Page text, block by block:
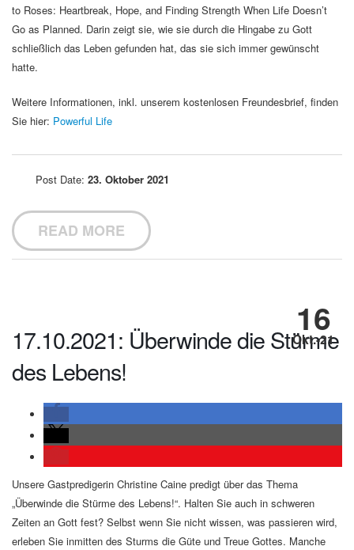
to Roses: Heartbreak, Hope, and Finding Strength When Life Doesn’t
Go as Planned. Darin zeigt sie, wie sie durch die Hingabe zu Gott
schließlich das Leben gefunden hat, das sie sich immer gewünscht
hatte.
Weitere Informationen, inkl. unserem kostenlosen Freundesbrief, finden
Sie hier: Powerful Life
Post Date: 23. Oktober 2021
READ MORE
16
Okt.-21
17.10.2021: Überwinde die Stürme
des Lebens!
Unsere Gastpredigerin Christine Caine predigt über das Thema
„Überwinde die Stürme des Lebens!“. Halten Sie auch in schweren
Zeiten an Gott fest? Selbst wenn Sie nicht wissen, was passieren wird,
erleben Sie inmitten des Sturms die Güte und Treue Gottes. Manche